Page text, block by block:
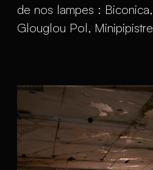
de nos lampes :
Glouglou Pol,